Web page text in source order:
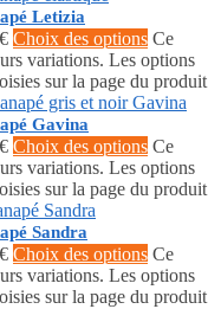
Letizia
€ Choix des options Ce
variations. Les options
sur la page du produit
Gavina
€ Choix des options Ce
variations. Les options
sur la page du produit
Sandra
€ Choix des options Ce
variations. Les options
sur la page du produit